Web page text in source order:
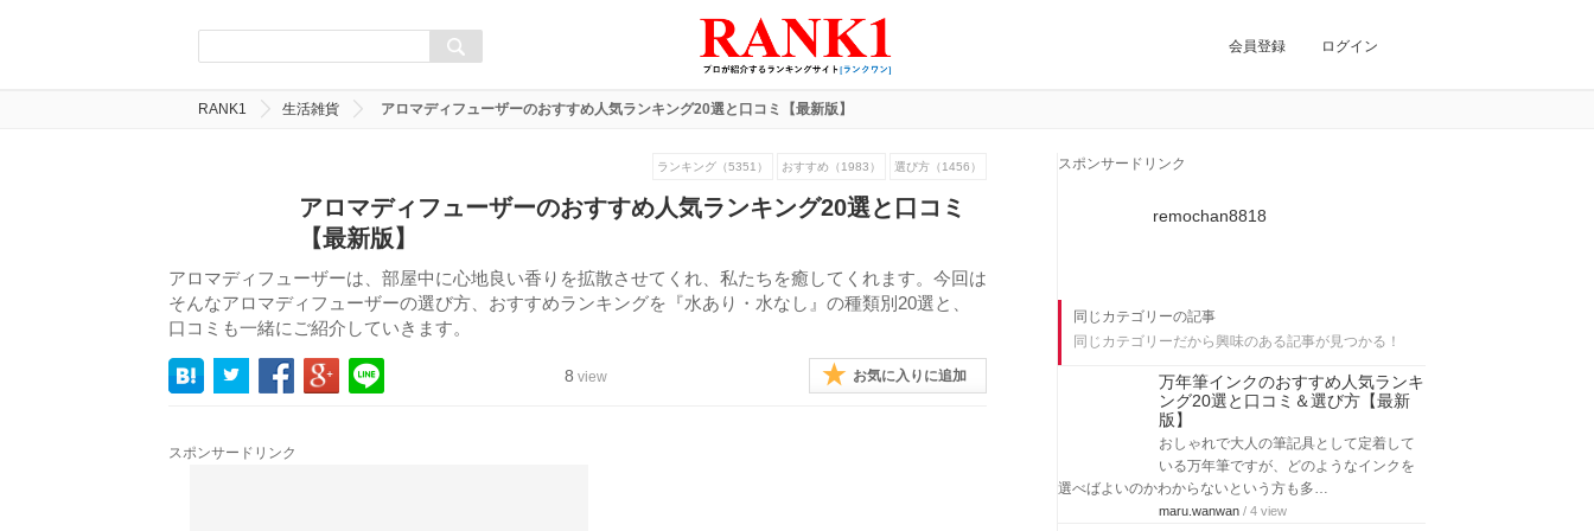
会員登録 ログイン
RANK1 生活雑貨 アロマディフューザーのおすすめ人気ランキング20選と口コミ【最新版】
ランキング（5351） おすすめ（1983） 選び方（1456）
アロマディフューザーのおすすめ人気ランキング20選と口コミ
【最新版】
アロマディフューザーは、部屋中に心地良い香りを拡散させてくれ、私たちを癒してくれます。今回は
そんなアロマディフューザーの選び方、おすすめランキングを『水あり・水なし』の種類別20選と、
口コミも一緒にご紹介していきます。
8 view お気に入りに追加
スポンサードリンク
スポンサードリンク
remochan8818
同じカテゴリーの記事
同じカテゴリーだから興味のある記事が見つかる！
万年筆インクのおすすめ人気ランキ
ング20選と口コミ＆選び方【最新
版】
おしゃれで大人の筆記具として定着して
いる万年筆ですが、どのようなインクを
選べばよいのかわからないという方も多…
maru.wanwan / 4 view